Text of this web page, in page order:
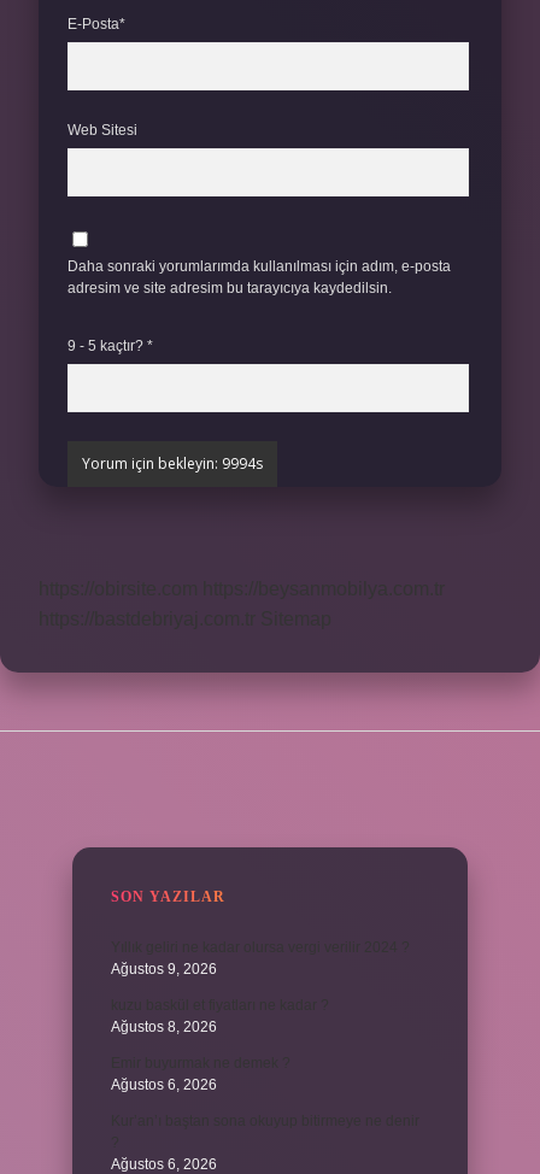
E-Posta*
Web Sitesi
Daha sonraki yorumlarımda kullanılması için adım, e-posta
adresim ve site adresim bu tarayıcıya kaydedilsin.
9 - 5 kaçtır? *
SON YAZILAR
Ağustos 9, 2026
Ağustos 8, 2026
Ağustos 6, 2026
Ağustos 6, 2026